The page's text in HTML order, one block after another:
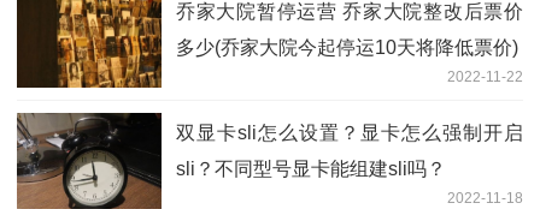
乔家大院暂停运营 乔家大院整改后票价
多少(乔家大院今起停运10天将降低票价)
2022-11-22
双显卡sli怎么设置？显卡怎么强制开启
sli？不同型号显卡能组建sli吗？
2022-11-18